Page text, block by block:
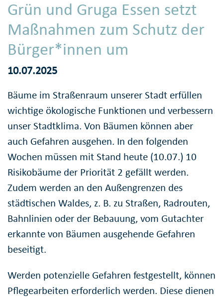
Grün und Gruga Essen setzt
Maßnahmen zum Schutz der
Bürger*innen um
10.07.2025
Bäume im Straßenraum unserer Stadt erfüllen
wichtige ökologische Funktionen und verbessern
unser Stadtklima. Von Bäumen können aber
auch Gefahren ausgehen. In den folgenden
Wochen müssen mit Stand heute (10.07.) 10
Risikobäume der Priorität 2 gefällt werden.
Zudem werden an den Außengrenzen des
städtischen Waldes, z. B. zu Straßen, Radrouten,
Bahnlinien oder der Bebauung, vom Gutachter
erkannte von Bäumen ausgehende Gefahren
beseitigt.
Werden potenzielle Gefahren festgestellt, können
Pflegearbeiten erforderlich werden. Diese dienen